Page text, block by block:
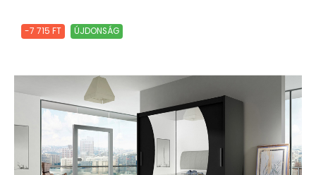
-7 715 FT ÚJDONSÁG